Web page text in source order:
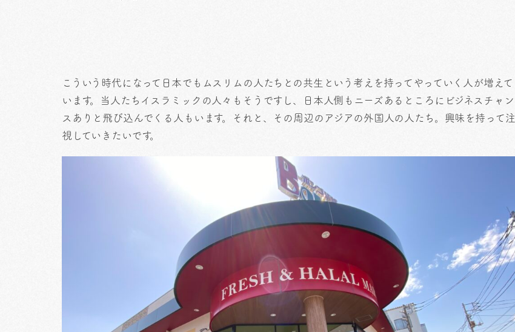
こういう時代になって日本でもムスリムの人たちとの共生という考えを持ってやっていく人が増えて
います。当人たちイスラミックの人々もそうですし、日本人側もニーズあるところにビジネスチャン
スありと飛び込んでくる人もいます。それと、その周辺のアジアの外国人の人たち。興味を持って注
視していきたいです。